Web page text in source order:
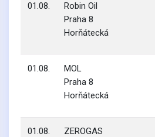
01.08.
Robin Oil
Praha 8
Horňátecká
01.08.
MOL
Praha 8
Horňátecká
01.08.
ZEROGAS